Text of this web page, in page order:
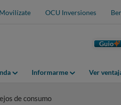
Movilízate OCU Inversiones
Guio
Informarme Ver
de consumo